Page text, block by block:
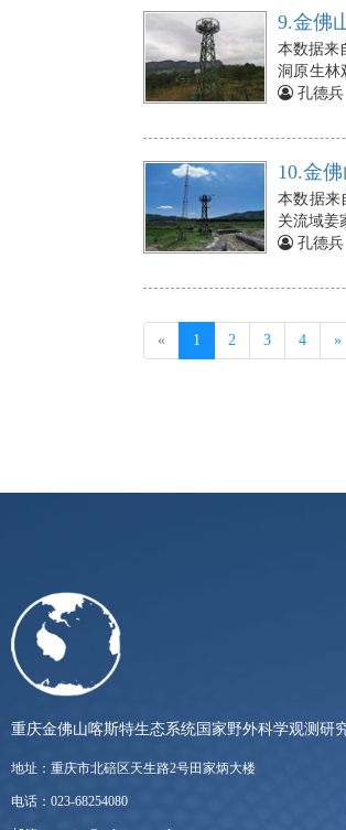
下0cm
设在地下
通量板（
探头（1
出现数据
9.金佛
本数据来
洞原生林
动气象站
在5 m处
下0cm
设在地下
通量板（
探头（1
出现数据
孔德兵
10.金
本数据来
关流域姜
据。青木
射仪安装
分探头
方；土
孔德兵
« 1 (current)
2 3 4 »
重庆金佛山喀斯特生态系统国家野外科学观测研
地址：重庆市北碚区天生路2号田家炳大楼
电话：023-68254080